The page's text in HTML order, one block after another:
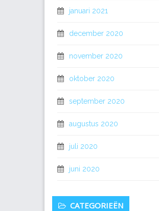
januari 2021
december 2020
november 2020
oktober 2020
september 2020
augustus 2020
juli 2020
juni 2020
CATEGORIEËN